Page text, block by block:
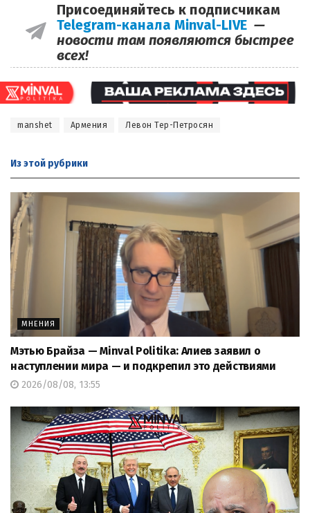
Присоединяйтесь к подписчикам
Telegram-канала Minval-LIVE —
новости там появляются быстрее
всех!
manshet Армения Левон Тер-Петросян
Из этой рубрики
МНЕНИЯ
Мэтью Брайза — Minval Politika: Алиев заявил о
наступлении мира — и подкрепил это действиями
2026/08/08, 13:55